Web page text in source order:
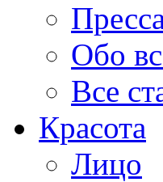
Обо
Все
Красота
Лицо